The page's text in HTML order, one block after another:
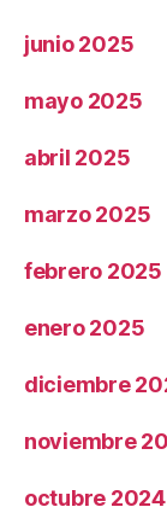
junio 2025
mayo 2025
abril 2025
marzo 2025
febrero 2025
enero 2025
diciembre
noviembre
octubre 2024